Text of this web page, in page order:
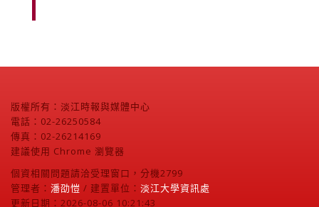
版權所有：淡江時報與媒體中心
電話：02-26250584
傳真：02-26214169
建議使用 Chrome 瀏覽器
個資相關問題請洽受理窗口，分機2799
管理者： 潘劭愷 / 建置單位： 淡江大學資訊處
更新日期：2026-08-06 10:21:43